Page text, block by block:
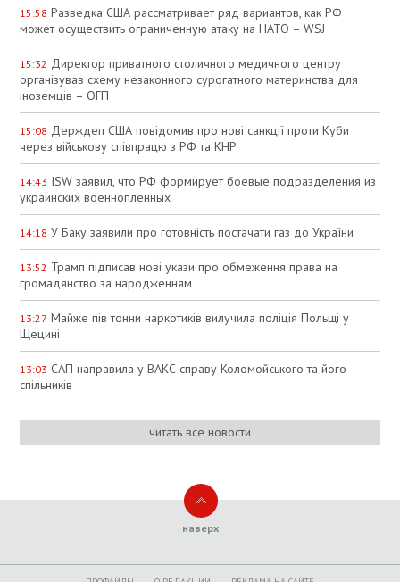
15:58 Разведка США рассматривает ряд вариантов, как РФ
может осуществить ограниченную атаку на НАТО – WSJ
15:32 Директор приватного столичного медичного центру
організував схему незаконного сурогатного материнства для
іноземців – ОГП
15:08 Держдеп США повідомив про нові санкції проти Куби
через військову співпрацю з РФ та КНР
14:43 ISW заявил, что РФ формирует боевые подразделения из
украинских военнопленных
14:18 У Баку заявили про готовність постачати газ до України
13:52 Трамп підписав нові укази про обмеження права на
громадянство за народженням
13:27 Майже пів тонни наркотиків вилучила поліція Польщі у
Щецині
13:03 САП направила у ВАКС справу Коломойського та його
спільників
читать все новости
наверх